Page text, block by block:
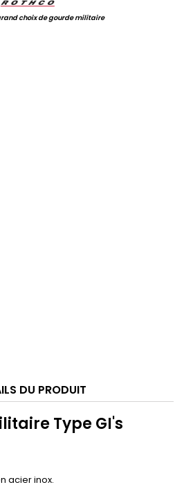
choix de gourde militaire
DU PRODUIT
Type GI's
acier inox.